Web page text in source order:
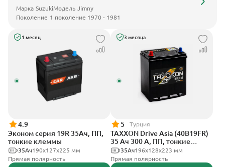
Марка SuzukiМодель Jimny
Поколение 1 поколение 1970 - 1981
1 месяц
4.9
Эконом серия 19R 35Ач, ПП,
тонкие клеммы
190х127х225 мм
35Ач
Прямая полярность
3 месяца
5 Турция
TAXXON Drive Asia (40B19FR)
35 Ач 300 А, ПП, тонкие
клеммы196х128х223 мм
35Ач
Прямая полярность